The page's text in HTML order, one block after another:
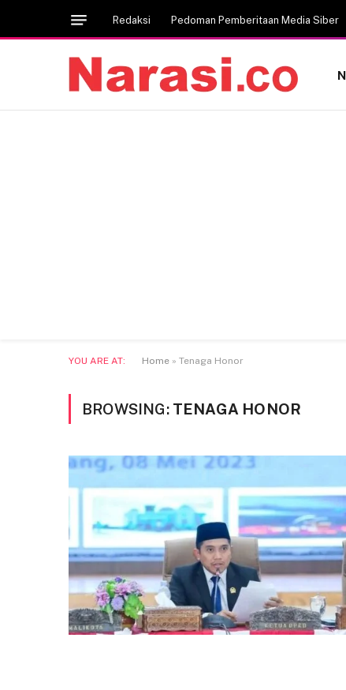
Redaksi Pedoman Pemberitaan Media Siber
YOU ARE AT: Home » Tenaga Honor
BROWSING: TENAGA HONOR